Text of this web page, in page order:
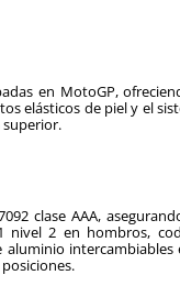
en MotoGP,
elásticos de piel y el
clase AAA,
nivel 2 en hombros,